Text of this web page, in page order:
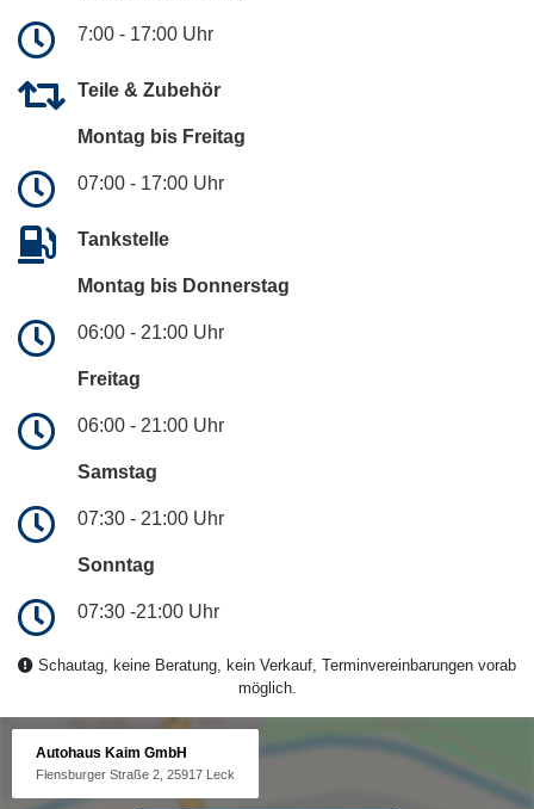
7:00 - 17:00 Uhr
Teile & Zubehör
Montag bis Freitag
07:00 - 17:00 Uhr
Tankstelle
Montag bis Donnerstag
06:00 - 21:00 Uhr
Freitag
06:00 - 21:00 Uhr
Samstag
07:30 - 21:00 Uhr
Sonntag
07:30 -21:00 Uhr
Schautag, keine Beratung, kein Verkauf, Terminvereinbarungen vorab
möglich.
Autohaus Kaim GmbH
Flensburger Straße 2, 25917 Leck